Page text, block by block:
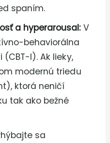
spaním.
a hyperarousal:V
behaviorálna
I). Ak lieky,
modernú triedu
ktorá neničí
tak ako bežné
sa